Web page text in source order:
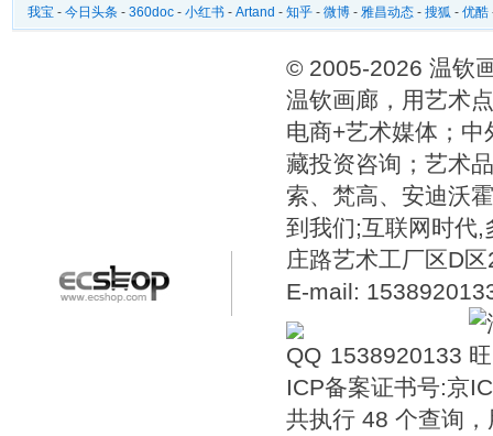
我宝 - 今日头条 - 360doc - 小红书 - Artand - 知乎 - 微博 - 雅昌动态 - 搜狐 - 优酷
© 2005-2026 温钦
温钦画廊，用艺术
电商+艺术媒体；
藏投资咨询；艺术
索、梵高、安迪沃
到我们;互联网时代,
庄路艺术工厂区D
E-mail:
1538920133
ICP备案证书号:京
共执行 48 个查询